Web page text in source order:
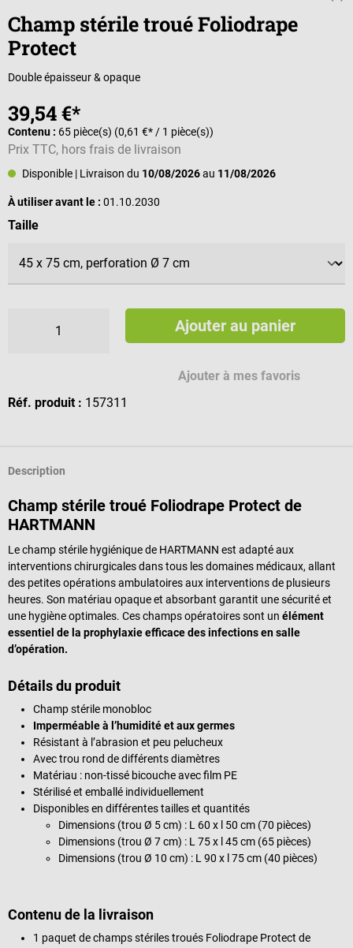
Champ stérile troué Foliodrape
Protect
Double épaisseur & opaque
39,54 €*
Contenu : 65 pièce(s) (0,61 €* / 1 pièce(s))
Prix TTC, hors frais de livraison
Disponible | Livraison du 10/08/2026au 11/08/2026
À utiliser avant le : 01.10.2030
Sélectionnez
Taille
Ajouter au panier
Ajouter à mes favoris
Réf. produit : 157311
Description
Champ stérile troué Foliodrape Protect de
HARTMANN
Le champ stérile hygiénique de HARTMANN est adapté aux
interventions chirurgicales dans tous les domaines médicaux, allant
des petites opérations ambulatoires aux interventions de plusieurs
heures. Son matériau opaque et absorbant garantit une sécurité et
une hygiène optimales. Ces champs opératoires sont un élément
essentiel de la prophylaxie efficace des infections en salle
d’opération.
Détails du produit
Champ stérile monobloc
Imperméable à l’humidité et aux germes
Résistant à l’abrasion et peu pelucheux
Avec trou rond de différents diamètres
Matériau : non-tissé bicouche avec film PE
Stérilisé et emballé individuellement
Disponibles en différentes tailles et quantités
Dimensions (trou Ø 5 cm) : L 60 x l 50 cm (70 pièces)
Dimensions (trou Ø 7 cm) : L 75 x l 45 cm (65 pièces)
Dimensions (trou Ø 10 cm) : L 90 x l 75 cm (40 pièces)
Contenu de la livraison
1 paquet de champs stériles troués Foliodrape Protect de